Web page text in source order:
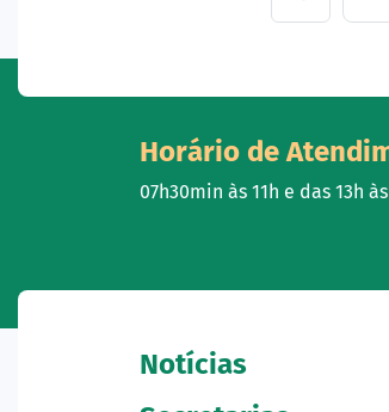
Horário de
07h30min às 11h e das 13h às
Notícias